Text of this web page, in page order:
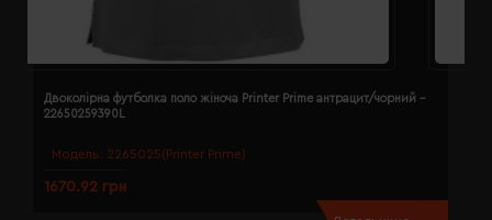
Модель: 2265025(Printer Prime)
Двоколірна футболка поло жіноча Printer Prime антрацит/чорний -
22650259390L
1670.92 грн